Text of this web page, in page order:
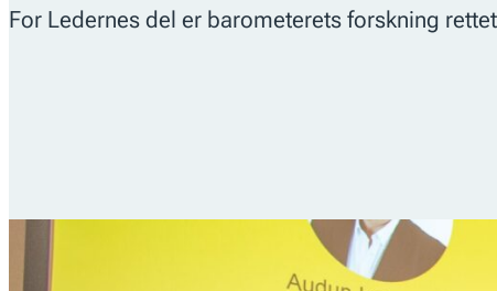
For Ledernes del er barometerets forskning